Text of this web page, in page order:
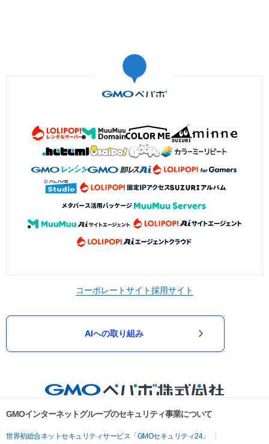
コーポレートサイト採用サイト
AIへの取り組み
GMOインターネットグループのセキュリティ事業について
世界初総合ネットセキュリティサービス「GMOセキュリティ24」